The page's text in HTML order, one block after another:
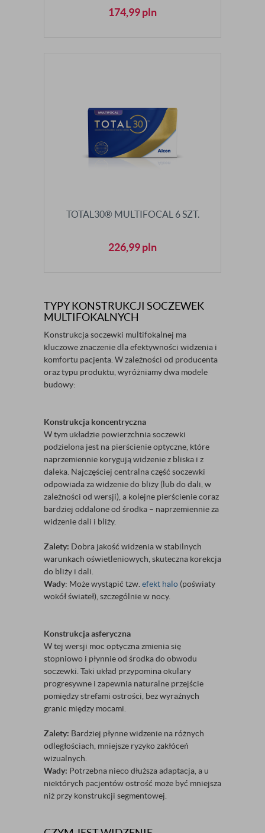
174,99pln
TOTAL30® MULTIFOCAL 6 SZT.
226,99pln
TYPY KONSTRUKCJI SOCZEWEK
MULTIFOKALNYCH
Konstrukcja soczewki multifokalnej ma
kluczowe znaczenie dla efektywności widzenia i
komfortu pacjenta. W zależności od producenta
oraz typu produktu, wyróżniamy dwa modele
budowy:
Konstrukcja koncentryczna
W tym układzie powierzchnia soczewki
podzielona jest na pierścienie optyczne, które
naprzemiennie korygują widzenie z bliska i z
daleka. Najczęściej centralna część soczewki
odpowiada za widzenie do bliży (lub do dali, w
zależności od wersji), a kolejne pierścienie coraz
bardziej oddalone od środka – naprzemiennie za
widzenie dali i bliży.
Zalety: Dobra jakość widzenia w stabilnych
warunkach oświetleniowych, skuteczna korekcja
do bliży i dali.
Wady: Może wystąpić tzw. efekt halo (poświaty
wokół świateł), szczególnie w nocy.
Konstrukcja asferyczna
W tej wersji moc optyczna zmienia się
stopniowo i płynnie od środka do obwodu
soczewki. Taki układ przypomina okulary
progresywne i zapewnia naturalne przejście
pomiędzy strefami ostrości, bez wyraźnych
granic między mocami.
Zalety: Bardziej płynne widzenie na różnych
odległościach, mniejsze ryzyko zakłóceń
wizualnych.
Wady: Potrzebna nieco dłuższa adaptacja, a u
niektórych pacjentów ostrość może być mniejsza
niż przy konstrukcji segmentowej.